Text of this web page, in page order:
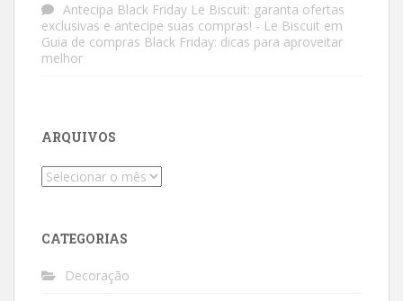
Antecipa Black Friday Le Biscuit: garanta ofertas
exclusivas e antecipe suas compras! - Le Biscuit em
Guia de compras Black Friday: dicas para aproveitar
melhor
ARQUIVOS
Arquivos
CATEGORIAS
Decoração